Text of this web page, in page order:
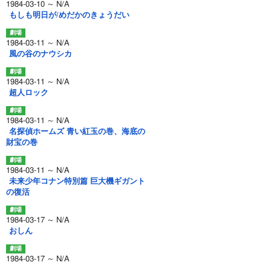
1984-03-10 ～ N/A
もしも明日が/めだかのきょうだい
1984-03-11 ～ N/A
風の谷のナウシカ
1984-03-11 ～ N/A
超人ロック
1984-03-11 ～ N/A
名探偵ホームズ 青い紅玉の巻、海底の
財宝の巻
1984-03-11 ～ N/A
未来少年コナン特別篇 巨大機ギガント
の復活
1984-03-17 ～ N/A
おしん
1984-03-17 ～ N/A